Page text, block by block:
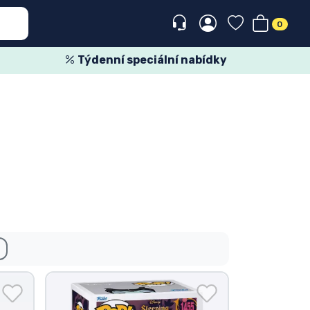
0
Týdenní speciální nabídky